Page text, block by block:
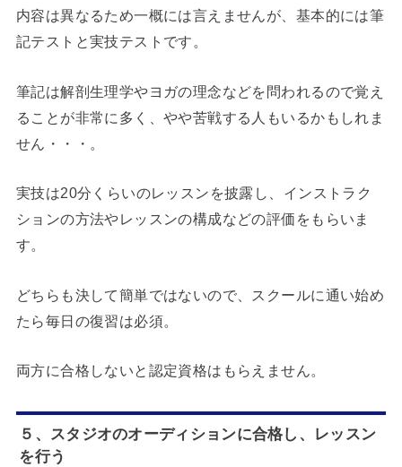
内容は異なるため一概には言えませんが、基本的には筆
記テストと実技テストです。
筆記は解剖生理学やヨガの理念などを問われるので覚え
ることが非常に多く、やや苦戦する人もいるかもしれま
せん・・・。
実技は20分くらいのレッスンを披露し、インストラク
ションの方法やレッスンの構成などの評価をもらいま
す。
どちらも決して簡単ではないので、スクールに通い始め
たら毎日の復習は必須。
両方に合格しないと認定資格はもらえません。
５、スタジオのオーディションに合格し、レッスン
を行う